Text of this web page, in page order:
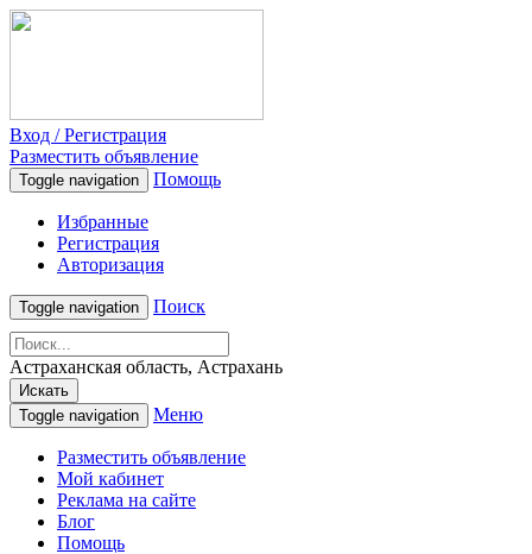
Вход / Регистрация
Разместить объявление
Toggle navigation Помощь
Избранные
Регистрация
Авторизация
Toggle navigation Поиск
Астраханская область, Астрахань
Искать
Toggle navigation
Меню
Разместить объявление
Мой кабинет
Реклама на сайте
Блог
Помощь